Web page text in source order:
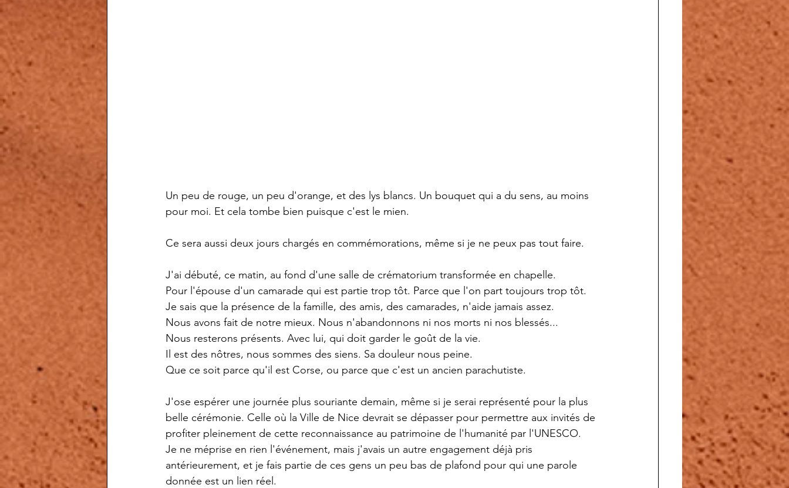
Un peu de rouge, un peu d'orange, et des lys blancs. Un bouquet qui a du sens, au moins
pour moi. Et cela tombe bien puisque c'est le mien.
Ce sera aussi deux jours chargés en commémorations, même si je ne peux pas tout faire.
J'ai débuté, ce matin, au fond d'une salle de crématorium transformée en chapelle.
Pour l'épouse d'un camarade qui est partie trop tôt. Parce que l'on part toujours trop tôt.
Je sais que la présence de la famille, des amis, des camarades, n'aide jamais assez.
Nous avons fait de notre mieux. Nous n'abandonnons ni nos morts ni nos blessés...
Nous resterons présents. Avec lui, qui doit garder le goût de la vie.
Il est des nôtres, nous sommes des siens. Sa douleur nous peine.
Que ce soit parce qu'il est Corse, ou parce que c'est un ancien parachutiste.
J'ose espérer une journée plus souriante demain, même si je serai représenté pour la plus
belle cérémonie. Celle où la Ville de Nice devrait se dépasser pour permettre aux invités de
profiter pleinement de cette reconnaissance au patrimoine de l'humanité par l'UNESCO.
Je ne méprise en rien l'événement, mais j'avais un autre engagement déjà pris
antérieurement, et je fais partie de ces gens un peu bas de plafond pour qui une parole
donnée est un lien réel.